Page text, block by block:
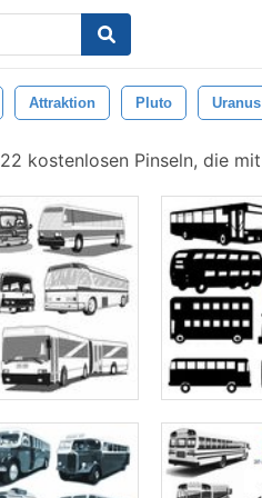
Attraktion Pluto Uranus
22 kostenlosen Pinseln, die mit